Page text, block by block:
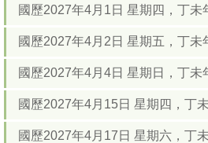
國歷2027年4月1日 星期四，丁未
國歷2027年4月2日 星期五，丁未
國歷2027年4月4日 星期日，丁未
國歷2027年4月15日 星期四，丁
國歷2027年4月17日 星期六，丁